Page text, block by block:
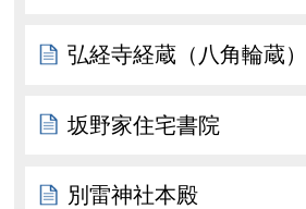
弘経寺経蔵（八角輪蔵）
坂野家住宅書院
別雷神社本殿